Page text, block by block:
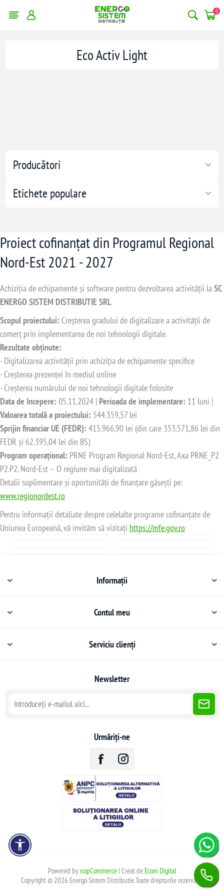
0
Producători
Etichete populare
Eco Activ Light
Proiect cofinanțat din Programul Regional
Nord-Est 2021 - 2027
Achiziția de echipamente și software pentru dezvoltarea activității laSC
ENERGO SISTEM DISTRIBUTIE SRL
Scopul proiectului: Creșterea gradului de digitalizare a activității de
comerț prin implementarea de noi tehnologii digitale.
Rezultate obținute:
- Digitalizarea activității prin achiziția de echipamente specifice
- Creșterea prezenței în mediul online
- Creșterea numărului de noi tehnologii digitale folosite
Data de începere: 05.11.2024 | Perioada de implementare: 11 luni |
Valoarea totală a proiectului: 544.359,57 lei
Sprijin financiar UE (FEDR): 415.966,90 lei (din care 353.571,86 lei din
FEDR și 62.395,04 lei din BS)
Program operațional: PRNE Program Regional Nord-Est, Axa PRNE_P2
P2.P2. Nord-Est – O regiune mai digitalizată
Detalii suplimentare și oportunități de finanțare găsești pe:
www.regionordest.ro
Pentru informații detaliate despre celelalte programe cofinanțate de
Uniunea Europeană, vă invităm să vizitați https://mfe.gov.ro
Informații
Contul meu
Serviciu clienți
Newsletter
Urmăriți-ne
Powered bynopCommerce| Creat de Ecom Digital
Copyright © 2026 Energo Sistem Distributie.Toate drepturile rezervate.